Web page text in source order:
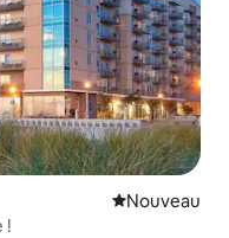
Nouvel
Nouveau
!